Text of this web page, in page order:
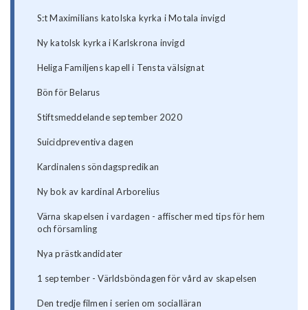
S:t Maximilians katolska kyrka i Motala invigd
Ny katolsk kyrka i Karlskrona invigd
Heliga Familjens kapell i Tensta välsignat
Bön för Belarus
Stiftsmeddelande september 2020
Suicidpreventiva dagen
Kardinalens söndagspredikan
Ny bok av kardinal Arborelius
Värna skapelsen i vardagen - affischer med tips för hem
och församling
Nya prästkandidater
1 september - Världsböndagen för vård av skapelsen
Den tredje filmen i serien om socialläran